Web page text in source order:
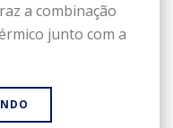
a combinação
junto com a